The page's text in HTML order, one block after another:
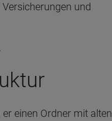
und
einen Ordner mit alten